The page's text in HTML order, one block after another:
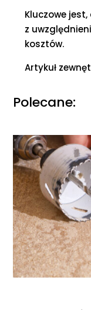
Kluczowe
z
kosztów.
Artykuł
Polecane: